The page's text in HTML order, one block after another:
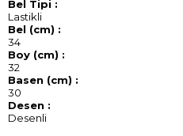
Bel Tipi :
Lastikli
Bel (cm) :
34
Boy (cm) :
32
Basen (cm) :
30
Desen :
Desenli